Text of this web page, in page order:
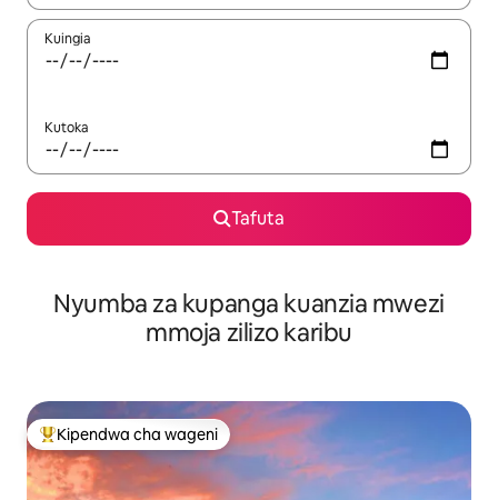
Kuingia
Kutoka
Tafuta
Nyumba za kupanga kuanzia mwezi
mmoja zilizo karibu
Kipendwa maarufu cha wageni
Kipendwa cha wageni